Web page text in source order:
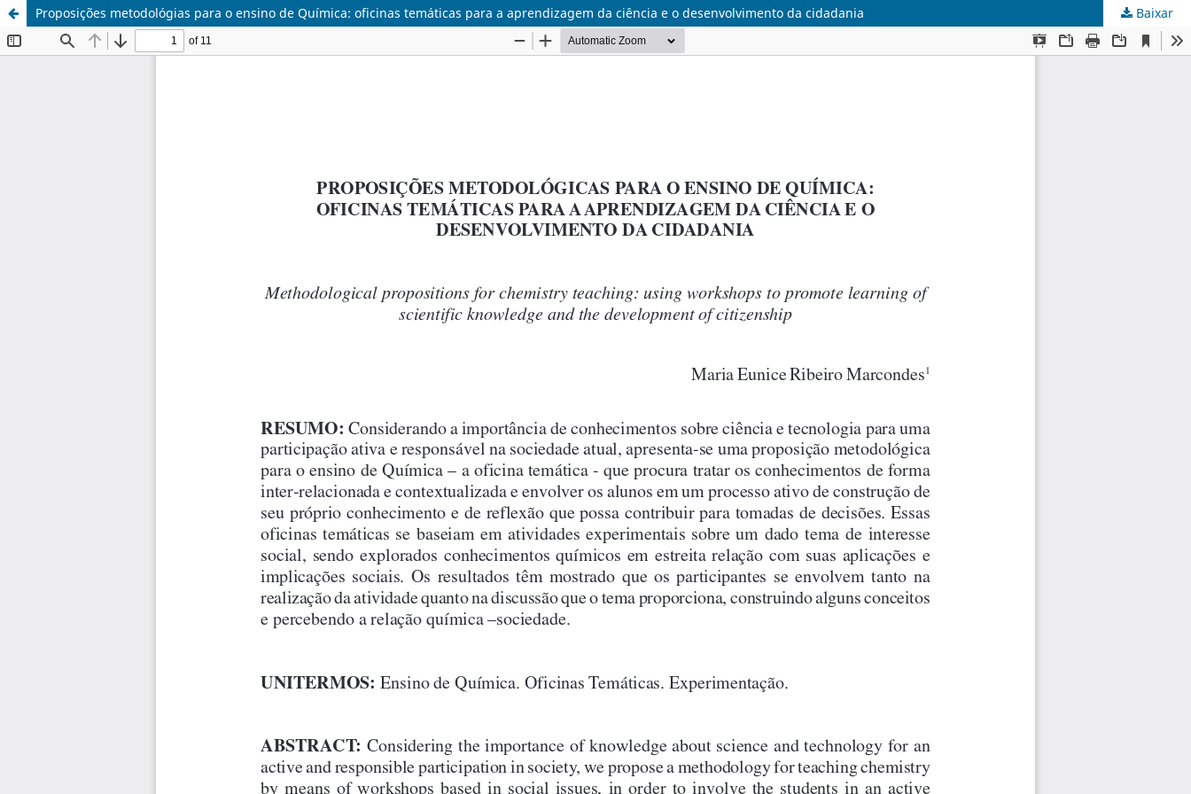
Proposições metodológias para o ensino de Química: oficinas temáticas para a aprendizagem da ciência e o desenvolvimento da cidadania Baixar